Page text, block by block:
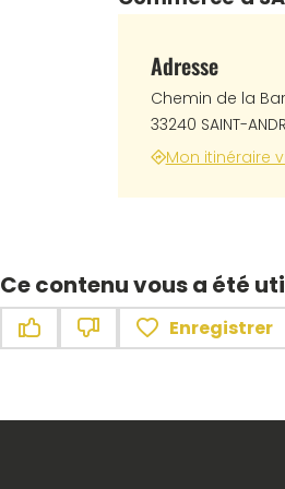
Adresse
Chemin de la
33240 SAINT-
Mon itinéraire
Ce contenu vous a été
Enregistrer